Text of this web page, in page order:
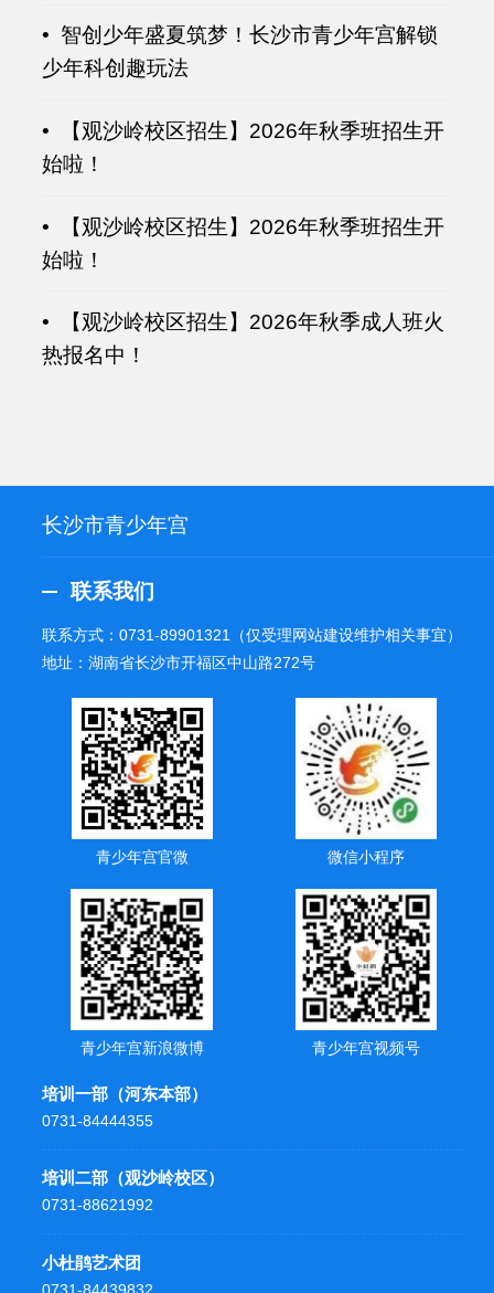
• 智创少年盛夏筑梦！长沙市青少年宫解锁
少年科创趣玩法
• 【观沙岭校区招生】2026年秋季班招生开
始啦！
• 【观沙岭校区招生】2026年秋季班招生开
始啦！
• 【观沙岭校区招生】2026年秋季成人班火
热报名中！
长沙市青少年宫
联系我们
联系方式：0731-89901321
（仅受理网站建设维护相关事宜）
地址：湖南省长沙市开福区中山路272号
青少年宫官微 微信小程序
青少年宫新浪微博 青少年宫视频号
培训一部（河东本部）
0731-84444355
培训二部（观沙岭校区）
0731-88621992
小杜鹃艺术团